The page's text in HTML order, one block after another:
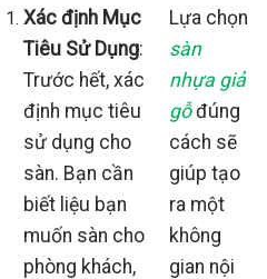
Xác định Mục
Tiêu Sử Dụng:
Trước hết, xác
định mục tiêu
sử dụng cho
sàn. Bạn cần
biết liệu bạn
muốn sàn cho
phòng khách,
Lựa chọn
sàn
nhựa giả
gỗđúng
cách sẽ
giúp tạo
ra một
không
gian nội